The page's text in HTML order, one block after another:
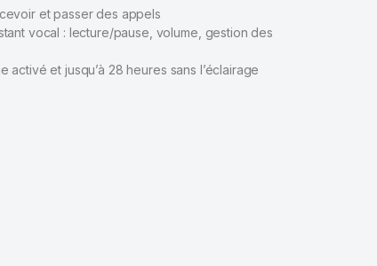
et passer des appels
vocal : lecture/pause, volume, gestion des
activé et jusqu’à 28 heures sans l’éclairage